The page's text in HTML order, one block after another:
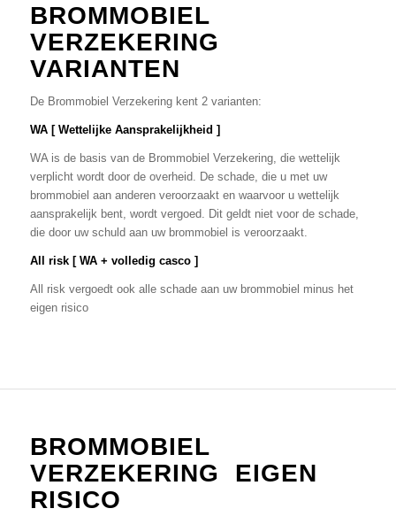
BROMMOBIEL
VERZEKERING
VARIANTEN
De Brommobiel Verzekering kent 2 varianten:
WA [ Wettelijke Aansprakelijkheid ]
WA is de basis van de Brommobiel Verzekering, die wettelijk
verplicht wordt door de overheid. De schade, die u met uw
brommobiel aan anderen veroorzaakt en waarvoor u wettelijk
aansprakelijk bent, wordt vergoed. Dit geldt niet voor de schade,
die door uw schuld aan uw brommobiel is veroorzaakt.
All risk[ WA + volledig casco ]
All risk vergoedt ook alle schade aan uw brommobiel minus het
eigen risico
BROMMOBIEL
VERZEKERING EIGEN
RISICO